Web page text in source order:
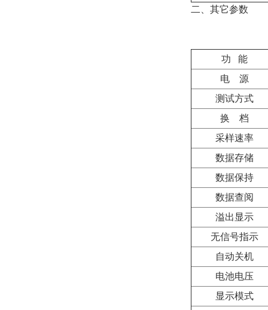
二、其它参数
功
能
电 源
测试方式
换 档
采样速率
数据存储
数据保持
数据查阅
溢出显示
无信号指示
自动关机
电池电压
显示模式